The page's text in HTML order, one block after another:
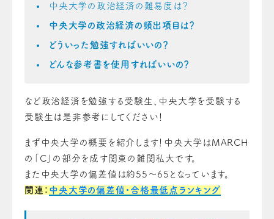
中央大学の政治経済の難易度は？
中央大学の政治経済の頻出項目は？
どういった勉強すればいいの？
どんな参考書を使用すればいいの？
など政治経済を勉強する受験生、中央大学を受験する
受験生は是非参考にしてください！
まず中央大学の概要を紹介します！ 中央大学はMARCH
の「C」の部分を成す関東の難関私大です。
また中央大学の偏差値は約55〜65となっています。
関連： 中央大学の偏差値・合格最低点ランキング